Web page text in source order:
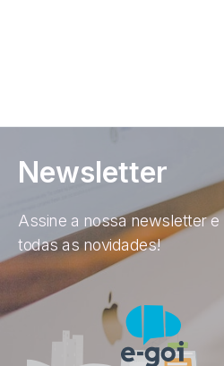
Newsletter
Assine a nossa newsletter e
todas as novidades!